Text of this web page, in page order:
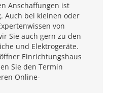
Anschaffungen ist
Auch bei kleinen oder
von
Sie auch gern zu den
und Elektrogeräte.
Einrichtungshaus
Sie den Termin
Online-